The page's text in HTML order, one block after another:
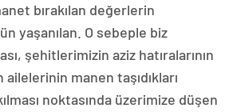
bırakılan değerlerin
yaşanılan. O sebeple biz
şehitlerimizin aziz hatıralarının
ailelerinin manen taşıdıkları
noktasında üzerimize düşen